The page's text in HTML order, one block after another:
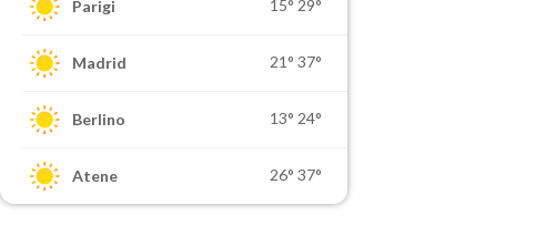
Parigi 15° 29°
Madrid 21° 37°
Berlino 13° 24°
Atene 26° 37°